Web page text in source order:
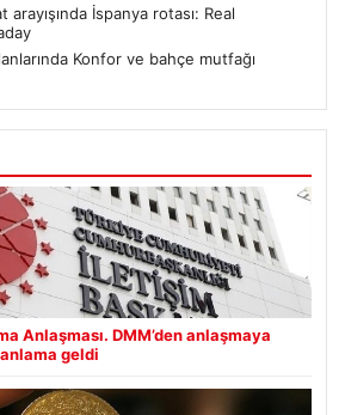
arayışında İspanya rotası: Real
Konfor ve bahçe mutfağı
Anlaşması. DMM’den anlaşmaya
geldi